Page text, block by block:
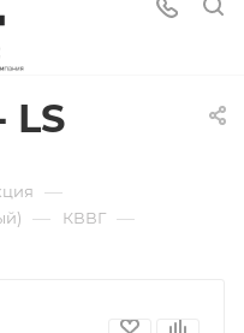
LS
—
— КВВГ —